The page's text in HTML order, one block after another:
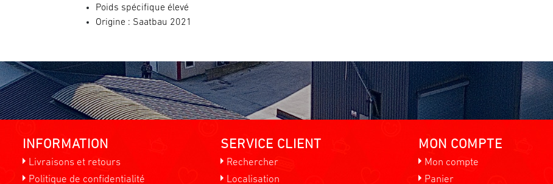
Poids spécifique élevé
Origine : Saatbau 2021
INFORMATION
Livraisons et retours
Politique de confidentialité
SERVICE CLIENT
Rechercher
Localisation
MON COMPTE
Mon compte
Panier